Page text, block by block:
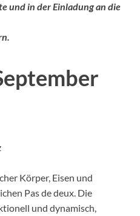
und in der Einladung an die
Körper, Eisen und
Pas de deux. Die
und dynamisch,